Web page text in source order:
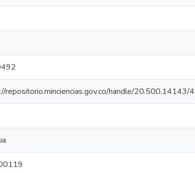
repositorio.minciencias.gov.co/handle/20.500.14143/